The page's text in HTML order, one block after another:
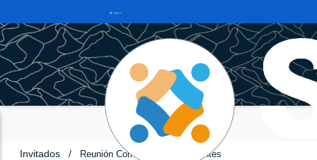
Invitados / Reunión Comisiones Permanentes